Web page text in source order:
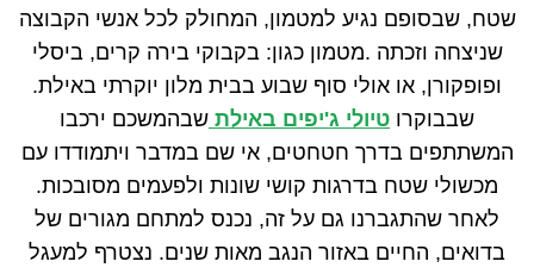
שטח, שבסופם נגיע למטמון, המחולק לכל אנשי הקבוצה
שניצחה וזכתה .מטמון כגון: בקבוקי בירה קרים, ביסלי
ופופקורן, או אולי סוף שבוע בבית מלון יוקרתי באילת.
שבבוקרו טיולי ג'יפים באילת שבהמשכם ירכבו
המשתתפים בדרך חטחטים, אי שם במדבר ויתמודדו עם
מכשולי שטח בדרגות קושי שונות ולפעמים מסובכות.
לאחר שהתגברנו גם על זה, נכנס למתחם מגורים של
בדואים, החיים באזור הנגב מאות שנים. נצטרף למעגל